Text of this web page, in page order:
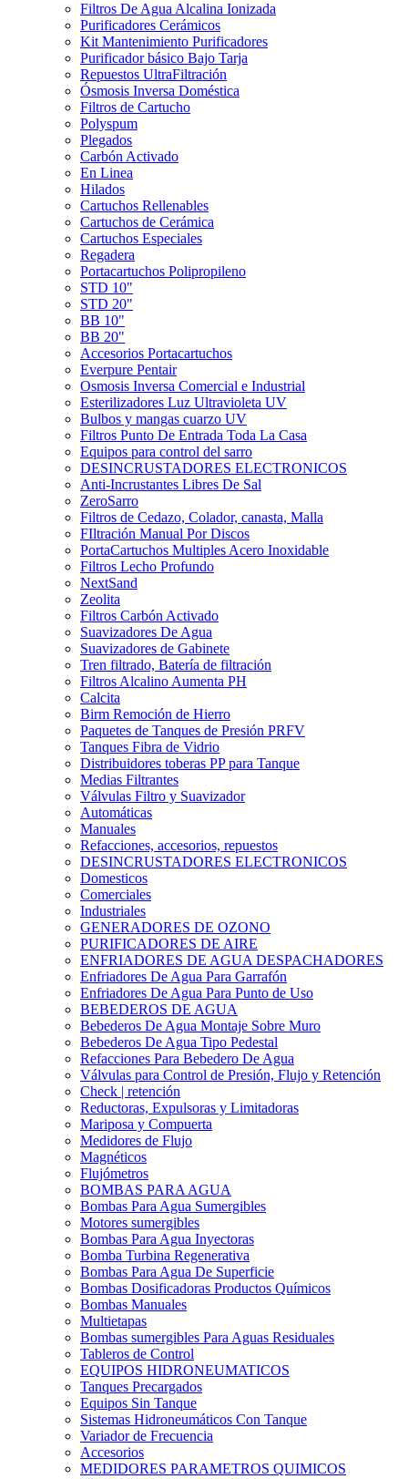
Filtros De Agua Alcalina Ionizada
Purificadores Cerámicos
Kit Mantenimiento Purificadores
Purificador básico Bajo Tarja
Repuestos UltraFiltración
Ósmosis Inversa Doméstica
Filtros de Cartucho
Polyspum
Plegados
Carbón Activado
En Linea
Hilados
Cartuchos Rellenables
Cartuchos de Cerámica
Cartuchos Especiales
Regadera
Portacartuchos Polipropileno
STD 10"
STD 20"
BB 10"
BB 20"
Accesorios Portacartuchos
Everpure Pentair
Osmosis Inversa Comercial e Industrial
Esterilizadores Luz Ultravioleta UV
Bulbos y mangas cuarzo UV
Filtros Punto De Entrada Toda La Casa
Equipos para control del sarro
DESINCRUSTADORES ELECTRONICOS
Anti-Incrustantes Libres De Sal
ZeroSarro
Filtros de Cedazo, Colador, canasta, Malla
FIltración Manual Por Discos
PortaCartuchos Multiples Acero Inoxidable
Filtros Lecho Profundo
NextSand
Zeolita
Filtros Carbón Activado
Suavizadores De Agua
Suavizadores de Gabinete
Tren filtrado, Batería de filtración
Filtros Alcalino Aumenta PH
Calcita
Birm Remoción de Hierro
Paquetes de Tanques de Presión PRFV
Tanques Fibra de Vidrio
Distribuidores toberas PP para Tanque
Medias Filtrantes
Válvulas Filtro y Suavizador
Automáticas
Manuales
Refacciones, accesorios, repuestos
DESINCRUSTADORES ELECTRONICOS
Domesticos
Comerciales
Industriales
GENERADORES DE OZONO
PURIFICADORES DE AIRE
ENFRIADORES DE AGUA DESPACHADORES
Enfriadores De Agua Para Garrafón
Enfriadores De Agua Para Punto de Uso
BEBEDEROS DE AGUA
Bebederos De Agua Montaje Sobre Muro
Bebederos De Agua Tipo Pedestal
Refacciones Para Bebedero De Agua
Válvulas para Control de Presión, Flujo y Retención
Check | retención
Reductoras, Expulsoras y Limitadoras
Mariposa y Compuerta
Medidores de Flujo
Magnéticos
Flujómetros
BOMBAS PARA AGUA
Bombas Para Agua Sumergibles
Motores sumergibles
Bombas Para Agua Inyectoras
Bomba Turbina Regenerativa
Bombas Para Agua De Superficie
Bombas Dosificadoras Productos Químicos
Bombas Manuales
Multietapas
Bombas sumergibles Para Aguas Residuales
Tableros de Control
EQUIPOS HIDRONEUMATICOS
Tanques Precargados
Equipos Sin Tanque
Sistemas Hidroneumáticos Con Tanque
Variador de Frecuencia
Accesorios
MEDIDORES PARAMETROS QUIMICOS